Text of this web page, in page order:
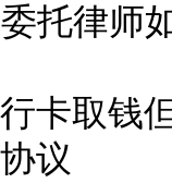
托律师
卡取钱
议